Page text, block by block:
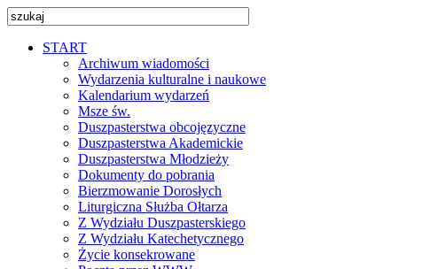
START
Archiwum wiadomości
Wydarzenia kulturalne i naukowe
Kalendarium wydarzeń
Msze św.
Duszpasterstwa obcojęzyczne
Duszpasterstwa Akademickie
Duszpasterstwa Młodzieży
Dokumenty do pobrania
Bierzmowanie Dorosłych
Liturgiczna Służba Ołtarza
Z Wydziału Duszpasterskiego
Z Wydziału Katechetycznego
Życie konsekrowane